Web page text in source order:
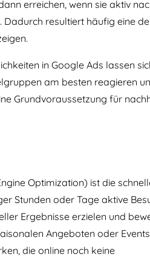
erreichen, wenn sie aktiv
resultiert häufig eine
in Google Ads lassen
am besten reagieren
Grundvoraussetzung für
Optimization) ist die
Stunden oder Tage aktive
Ergebnisse erzielen und
Angeboten oder
die online noch keine